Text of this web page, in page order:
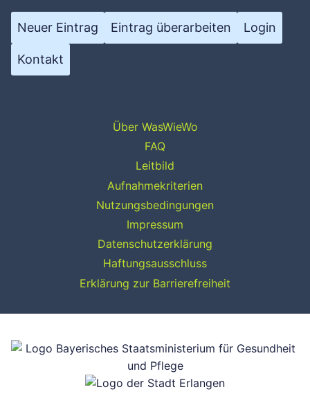
Neuer Eintrag Eintrag überarbeiten Login
Kontakt
Über WasWieWo
FAQ
Leitbild
Aufnahmekriterien
Nutzungsbedingungen
Impressum
Datenschutzerklärung
Haftungsausschluss
Erklärung zur Barrierefreiheit